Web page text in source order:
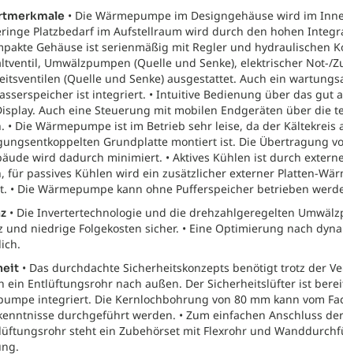
• Die Wärmepumpe im Designgehäuse wird im
Platzbedarf im Aufstellraum wird durch den hohen
Gehäuse ist serienmäßig mit Regler und hydraulischen
Umwälzpumpen (Quelle und Senke), elektrischer Not-/
(Quelle und Senke) ausgestattet. Auch ein
ist integriert. • Intuitive Bedienung über das gut
Auch eine Steuerung mit mobilen Endgeräten über die
• Die Wärmepumpe ist im Betrieb sehr leise, da der Kältekreis
Grundplatte montiert ist. Die Übertragung
wird dadurch minimiert. • Aktives Kühlen ist durch
für passives Kühlen wird ein zusätzlicher externer Platten-
• Die Wärmepumpe kann ohne Pufferspeicher betrieben
• Die Invertertechnologie und die drehzahlgeregelten
und niedrige Folgekosten sicher. • Eine Optimierung nach
• Das durchdachte Sicherheitskonzepts benötigt trotz der
ein Entlüftungsrohr nach außen. Der Sicherheitslüfter ist
integriert. Die Kernlochbohrung von 80 mm kann vom
durchgeführt werden. • Zum einfachen Anschluss
steht ein Zubehörset mit Flexrohr und